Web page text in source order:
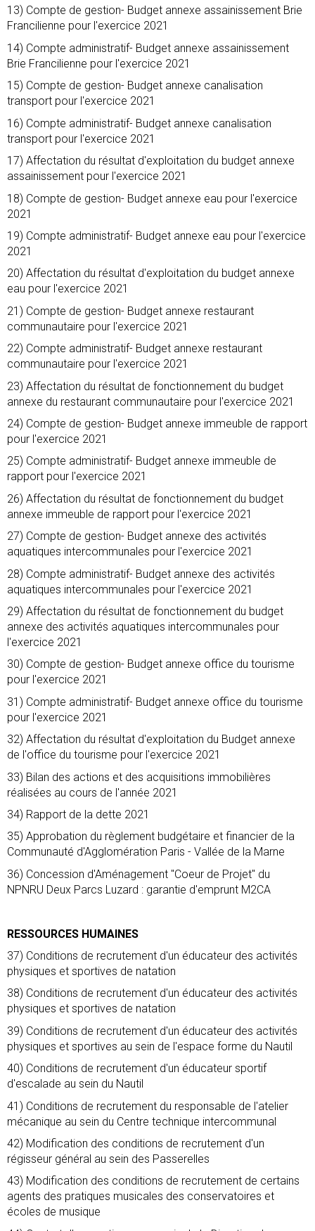
13) Compte de gestion- Budget annexe assainissement Brie
Francilienne pour l'exercice 2021
14) Compte administratif- Budget annexe assainissement
Brie Francilienne pour l'exercice 2021
15) Compte de gestion- Budget annexe canalisation
transport pour l'exercice 2021
16) Compte administratif- Budget annexe canalisation
transport pour l'exercice 2021
17) Affectation du résultat d'exploitation du budget annexe
assainissement pour l'exercice 2021
18) Compte de gestion- Budget annexe eau pour l'exercice
2021
19) Compte administratif- Budget annexe eau pour l'exercice
2021
20) Affectation du résultat d'exploitation du budget annexe
eau pour l'exercice 2021
21) Compte de gestion- Budget annexe restaurant
communautaire pour l'exercice 2021
22) Compte administratif- Budget annexe restaurant
communautaire pour l'exercice 2021
23) Affectation du résultat de fonctionnement du budget
annexe du restaurant communautaire pour l'exercice 2021
24) Compte de gestion- Budget annexe immeuble de rapport
pour l'exercice 2021
25) Compte administratif- Budget annexe immeuble de
rapport pour l'exercice 2021
26) Affectation du résultat de fonctionnement du budget
annexe immeuble de rapport pour l'exercice 2021
27) Compte de gestion- Budget annexe des activités
aquatiques intercommunales pour l'exercice 2021
28) Compte administratif- Budget annexe des activités
aquatiques intercommunales pour l'exercice 2021
29) Affectation du résultat de fonctionnement du budget
annexe des activités aquatiques intercommunales pour
l'exercice 2021
30) Compte de gestion- Budget annexe office du tourisme
pour l'exercice 2021
31) Compte administratif- Budget annexe office du tourisme
pour l'exercice 2021
32) Affectation du résultat d'exploitation du Budget annexe
de l'office du tourisme pour l'exercice 2021
33) Bilan des actions et des acquisitions immobilières
réalisées au cours de l'année 2021
34) Rapport de la dette 2021
35) Approbation du règlement budgétaire et financier de la
Communauté d'Agglomération Paris - Vallée de la Marne
36) Concession d'Aménagement "Coeur de Projet" du
NPNRU Deux Parcs Luzard : garantie d'emprunt M2CA
RESSOURCES HUMAINES
37) Conditions de recrutement d'un éducateur des activités
physiques et sportives de natation
38) Conditions de recrutement d'un éducateur des activités
physiques et sportives de natation
39) Conditions de recrutement d'un éducateur des activités
physiques et sportives au sein de l'espace forme du Nautil
40) Conditions de recrutement d'un éducateur sportif
d'escalade au sein du Nautil
41) Conditions de recrutement du responsable de l'atelier
mécanique au sein du Centre technique intercommunal
42) Modification des conditions de recrutement d'un
régisseur général au sein des Passerelles
43) Modification des conditions de recrutement de certains
agents des pratiques musicales des conservatoires et
écoles de musique